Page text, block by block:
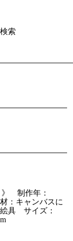
》 制作年：
：キャンバスに
具 サイズ：